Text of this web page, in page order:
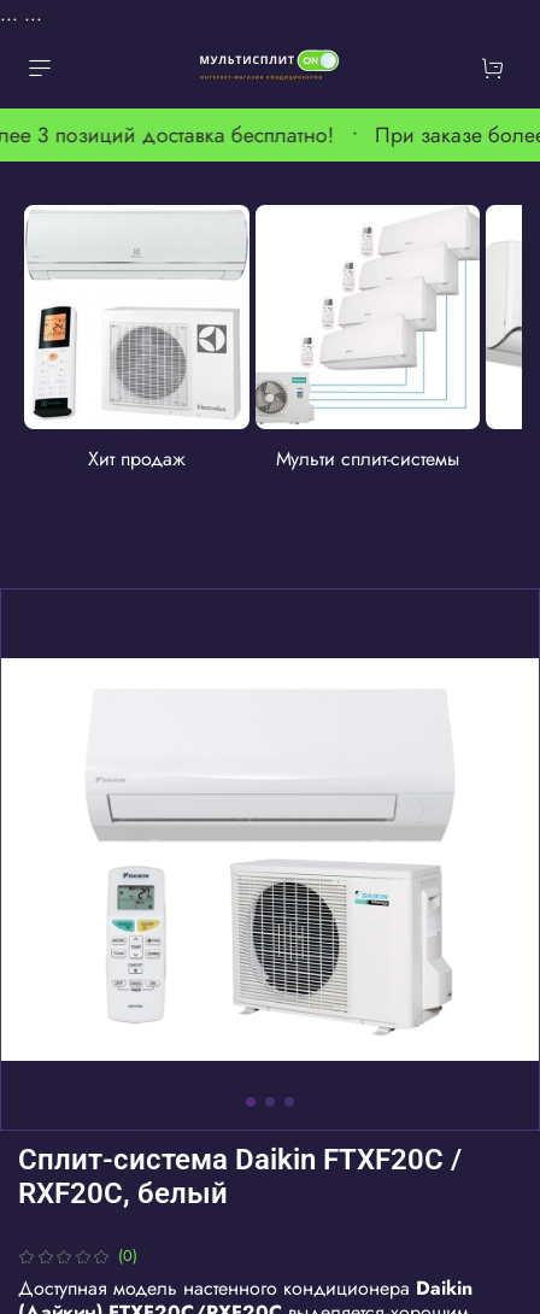
... ...
3 позиций доставка бесплатно! • При заказе
Хит продаж Мульти сплит-системы
(0)
Сплит-система Daikin FTXF20C /
RXF20C, белый
Доступная модель настенного кондиционера Daikin